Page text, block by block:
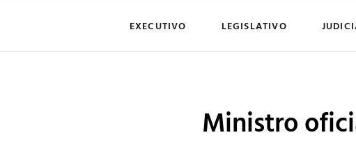
EXECUTIVO LEGISLATIVO
Ministro